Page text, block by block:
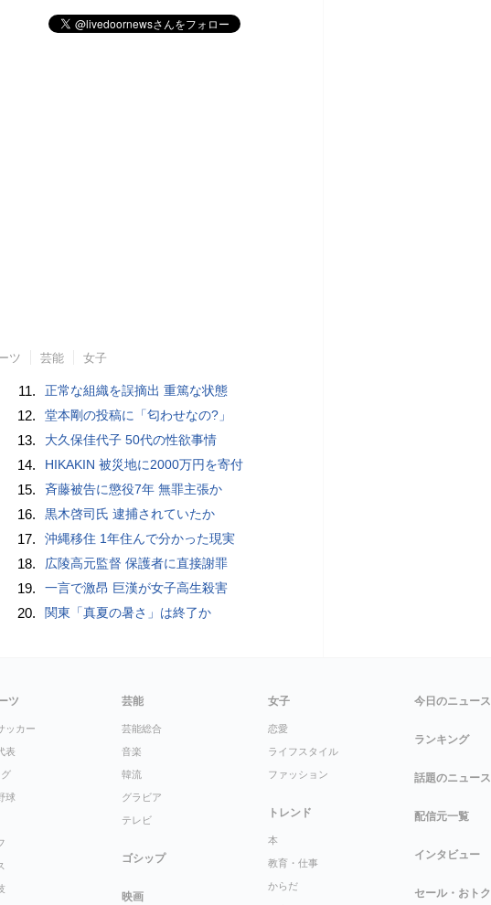
ツ 芸能 女子
11. 正常な組織を誤摘出 重篤な状態
12. 堂本剛の投稿に「匂わせなの?」
13. 大久保佳代子 50代の性欲事情
14. HIKAKIN 被災地に2000万円を寄付
15. 斉藤被告に懲役7年 無罪主張か
16. 黒木啓司氏 逮捕されていたか
17. 沖縄移住 1年住んで分かった現実
18. 広陵高元監督 保護者に直接謝罪
19. 一言で激昂 巨漢が女子高生殺害
20. 関東「真夏の暑さ」は終了か
ツ
ッカー
表
球
芸能
芸能総合
音楽
韓流
グラビア
テレビ
ゴシップ
映画
女子
恋愛
ライフスタイル
ファッション
トレンド
本
教育・仕事
からだ
今日のニュース
ランキング
話題のニュース
配信元一覧
インタビュー
セール・おトク